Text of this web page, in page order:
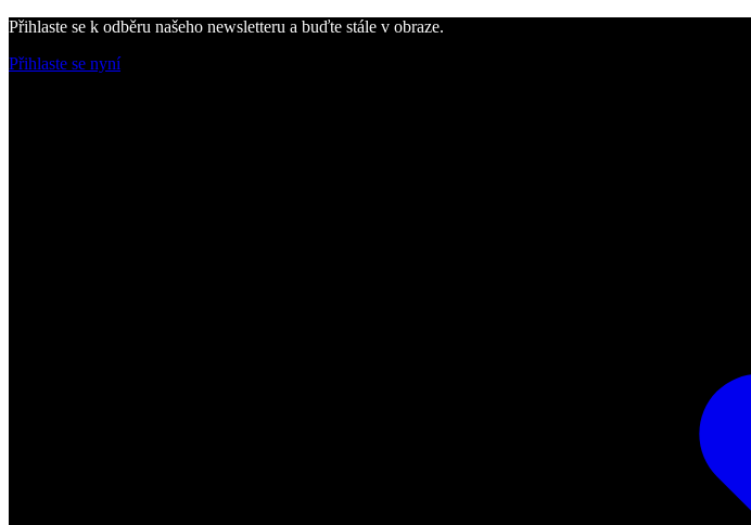
Přihlaste se k odběru našeho newsletteru a buďte stále v obraze.
Přihlaste se nyní